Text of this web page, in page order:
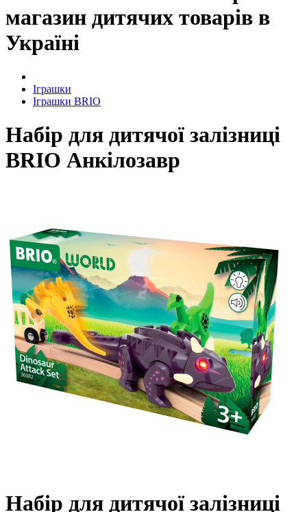
магазин дитячих товарів в
Україні
Іграшки
Іграшки BRIO
Набір для дитячої залізниці
BRIO Анкілозавр
Набір для дитячої залізниці